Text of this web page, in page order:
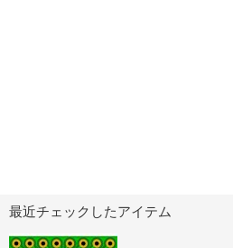
最近チェックしたアイテム